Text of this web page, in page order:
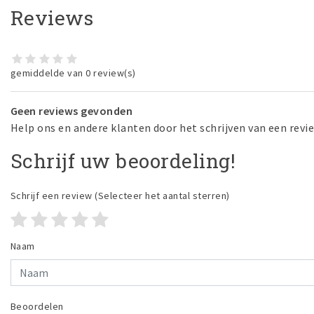
Reviews
gemiddelde van 0 review(s)
Geen reviews gevonden
Help ons en andere klanten door het schrijven van een
Schrijf uw beoordeling!
Schrijf een review (Selecteer het aantal sterren)
Naam
Beoordelen